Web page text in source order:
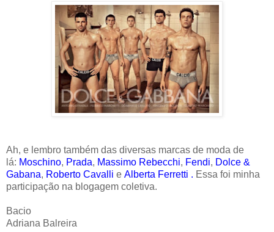
Ah, e lembro também das diversas marcas de moda de
lá: Moschino, Prada, Massimo Rebecchi, Fendi, Dolce &
Gabana, Roberto Cavalli e Alberta Ferretti . Essa foi minha
participação na blogagem coletiva.
Bacio
Adriana Balreira